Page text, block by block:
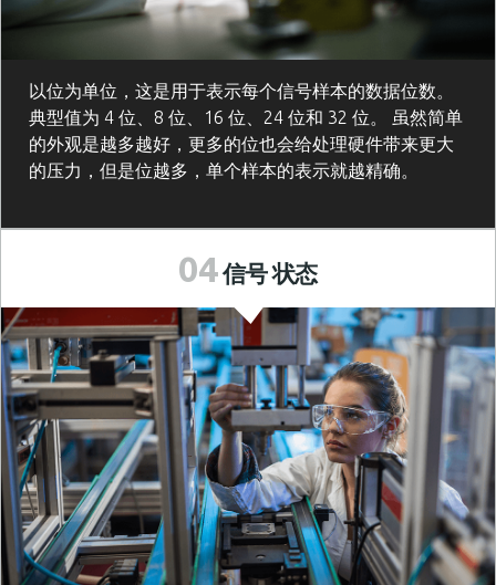
以位为单位，这是用于表示每个信号样本的数据位数。
典型值为 4 位、8 位、16 位、24 位和 32 位。 虽然简单
的外观是越多越好，更多的位也会给处理硬件带来更大
的压力，但是位越多，单个样本的表示就越精确。
04信号状态